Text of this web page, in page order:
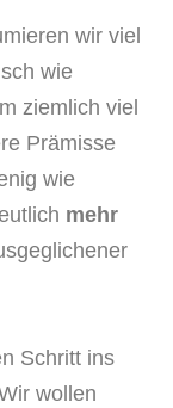
wir viel
wie
ziemlich viel
Prämisse
wie
mehr
Schritt ins
wollen